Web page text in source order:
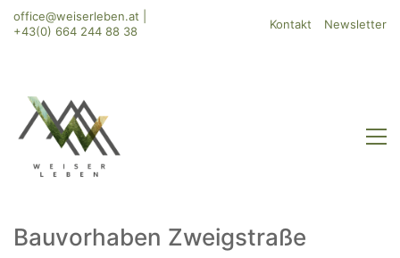
office@weiserleben.at
+43(0) 664 244 88 38
Kontakt Newsletter
Bauvorhaben Zweigstraße